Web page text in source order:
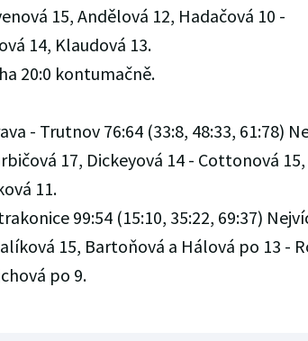
15, Andělová 12, Hadačová 10 -
14, Klaudová 13.
20:0 kontumačně.
- Trutnov 76:64 (33:8, 48:33, 61:78)
17, Dickeyová 14 - Cottonová 15,
11.
99:54 (15:10, 35:22, 69:37)
15, Bartoňová a Hálová po 13 -
po 9.